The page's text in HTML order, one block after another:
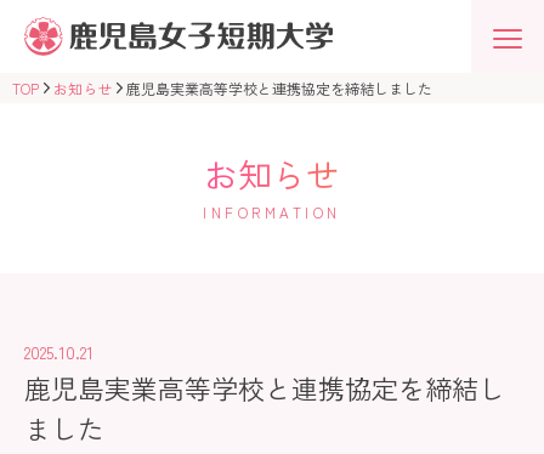
鹿
児
島
女
子
園
TOP お知らせ 鹿児島実業高等学校と連携協定を締結しました
お知らせ
INFORMATION
2025.10.21
鹿児島実業高等学校と連携協定を締結し
ました